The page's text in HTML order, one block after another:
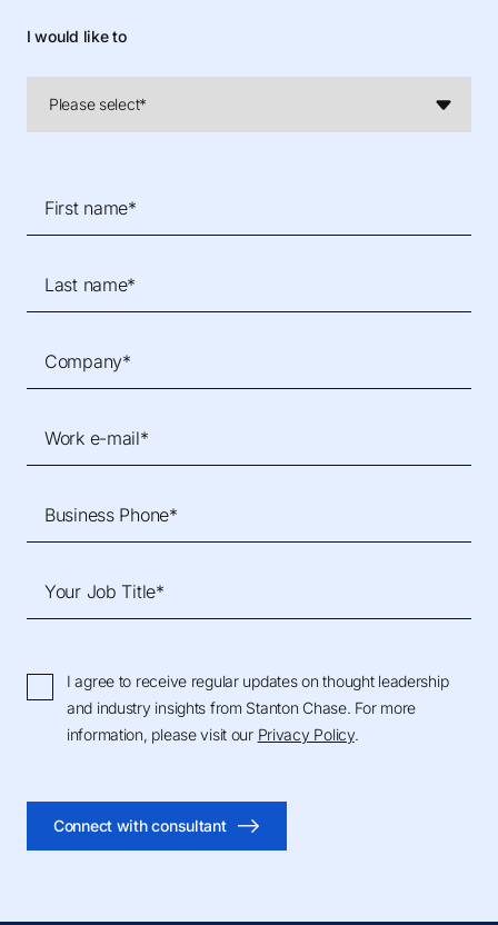
I would like to
First name*
Last name*
Company*
Work e-mail*
Business Phone*
Your Job Title*
I agree to receive regular updates on thought leadership
and industry insights from Stanton Chase. For more
information, please visit our Privacy Policy.
Connect with consultant